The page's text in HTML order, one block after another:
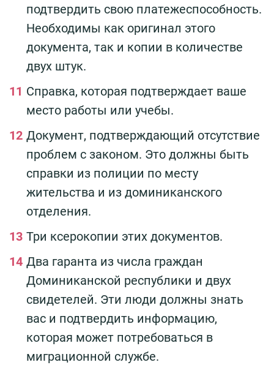
подтвердить свою платежеспособность.
Необходимы как оригинал этого
документа, так и копии в количестве
двух штук.
Справка, которая подтверждает ваше
место работы или учебы.
Документ, подтверждающий отсутствие
проблем с законом. Это должны быть
справки из полиции по месту
жительства и из доминиканского
отделения.
Три ксерокопии этих документов.
Два гаранта из числа граждан
Доминиканской республики и двух
свидетелей. Эти люди должны знать
вас и подтвердить информацию,
которая может потребоваться в
миграционной службе.